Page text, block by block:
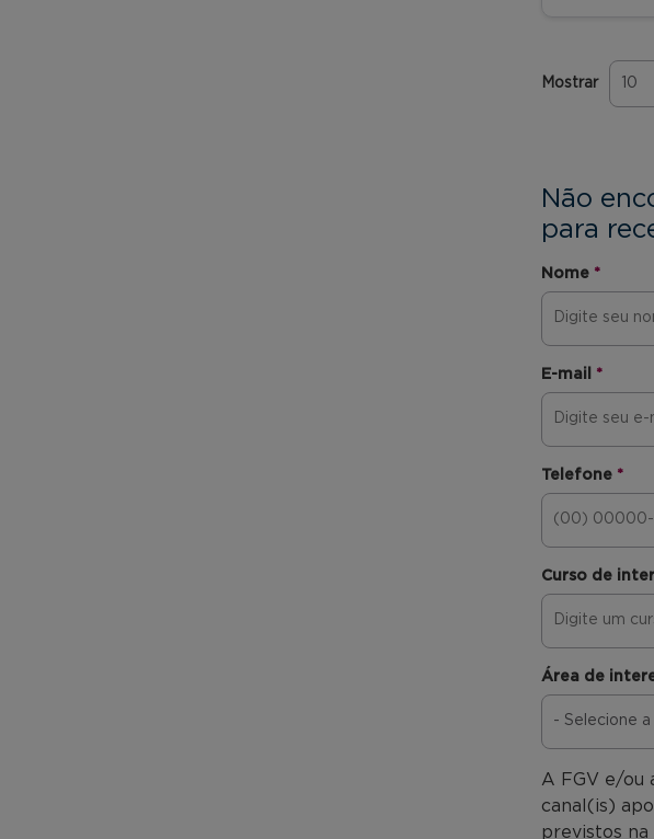
Mostrar
Páginas
Não
para
Nome *
E-mail *
Telefone *
Curso de
Área de
A FGV e/ou
canal(is)
previstos na